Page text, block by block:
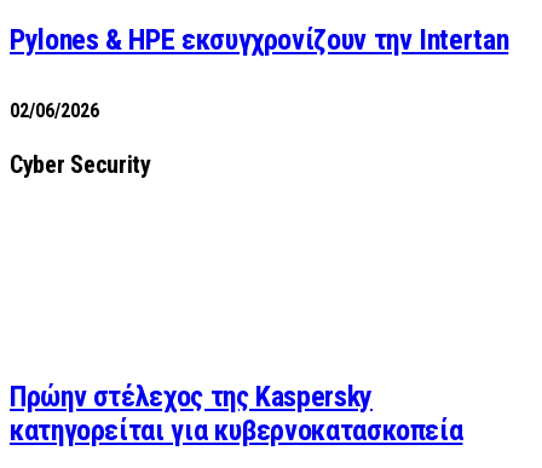
Pylones & HPE εκσυγχρονίζουν την Intertan
02/06/2026
Cyber Security
Πρώην στέλεχος της Kaspersky
κατηγορείται για κυβερνοκατασκοπεία